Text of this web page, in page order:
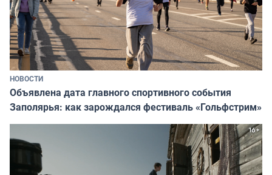
НОВОСТИ
Объявлена дата главного спортивного события
Заполярья: как зарождался фестиваль «Гольфстрим»